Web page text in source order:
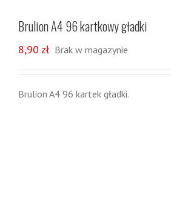
Brulion A4 96 kartkowy gładki
8,90 zł Brak w magazynie
Brulion A4 96 kartek gładki.